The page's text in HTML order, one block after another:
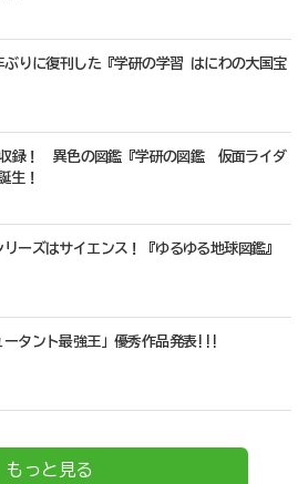
ぶりに復刊した『学研の学習 はにわの大国宝
収録！ 異色の図鑑『学研の図鑑 仮面ライダ
生！
ーズはサイエンス！『ゆるゆる地球図鑑』
ータント最強王」優秀作品発表!!!
もっと見る